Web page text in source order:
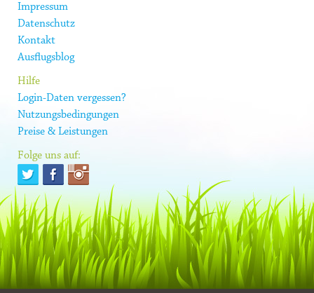
Impressum
Datenschutz
Kontakt
Ausflugsblog
Hilfe
Login-Daten vergessen?
Nutzungsbedingungen
Preise & Leistungen
Folge uns auf: